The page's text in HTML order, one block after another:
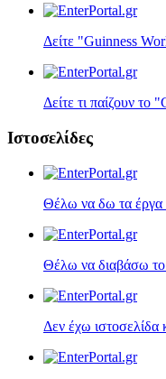
Δείτε "Guinness
Δείτε τι παίζουν
Ιστοσελίδες
Θέλω να δω τα έργα
Θέλω να διαβάσω το
Δεν έχω